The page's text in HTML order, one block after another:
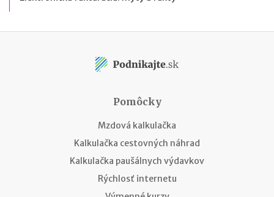
Pomôcky
Mzdová kalkulačka
Kalkulačka cestovných náhrad
Kalkulačka paušálnych výdavkov
Rýchlosť internetu